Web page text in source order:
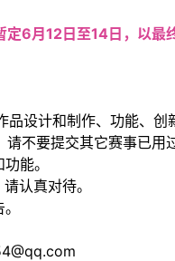
定6月12日至14日，以最
品设计和制作、功能、
不要提交其它赛事已用
能。
认真对待。